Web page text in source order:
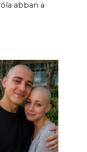
abban a